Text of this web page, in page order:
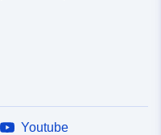
Youtube